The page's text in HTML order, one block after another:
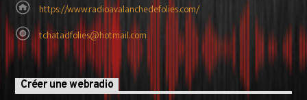
https://www.radioavalanchedefolies.com/
tchatadfolies@hotmail.com
Créer une webradio